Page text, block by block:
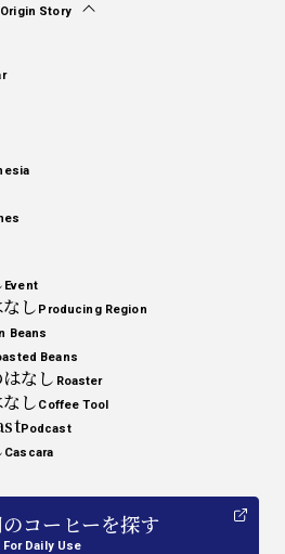
Origin Story
Event
し Producing Region
Beans
Beans
なし Roaster
し Coffee Tool
Podcast
Cascara
のコーヒーを探す
For Daily Use